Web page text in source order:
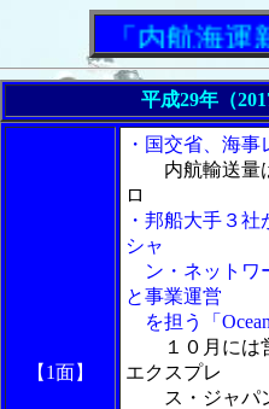
「内航海運新聞」
平成29年（
【1面】
・国交省、海
内航輸送量
ロ
・邦船大手３
シャ
ン・ネットワ
と事業運営
を担う「
１０月に
エクスプレ
ス・ジャパ